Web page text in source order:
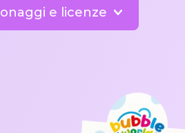
e licenze